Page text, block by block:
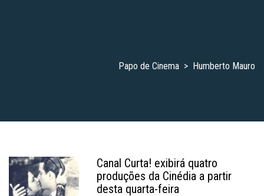
Papo de Cinema > Humberto Mauro
Canal Curta! exibirá quatro
produções da Cinédia a partir
desta quarta-feira